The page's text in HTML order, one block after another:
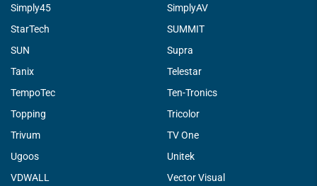
Simply45
SimplyAV
StarTech
SUMMIT
SUN
Supra
Tanix
Telestar
TempoTec
Ten-Tronics
Topping
Tricolor
Trivum
TV One
Ugoos
Unitek
VDWALL
Vector Visual